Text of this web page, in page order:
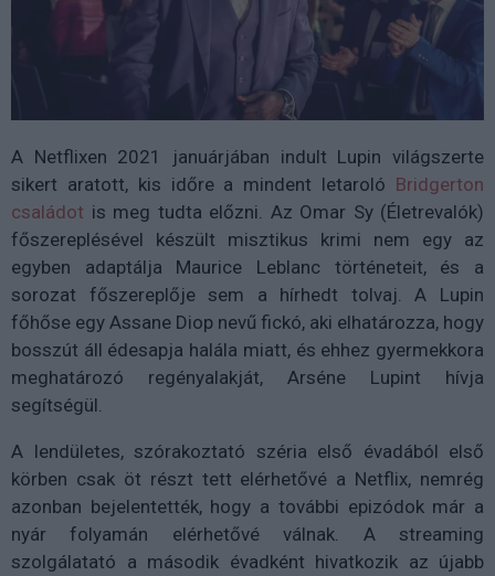
A Netflixen 2021 januárjában indult Lupin világszerte
sikert aratott, kis időre a mindent letaroló Bridgerton
családot is meg tudta előzni. Az Omar Sy (Életrevalók)
főszereplésével készült misztikus krimi nem egy az
egyben adaptálja Maurice Leblanc történeteit, és a
sorozat főszereplője sem a hírhedt tolvaj. A Lupin
főhőse egy Assane Diop nevű fickó, aki elhatározza, hogy
bosszút áll édesapja halála miatt, és ehhez gyermekkora
meghatározó regényalakját, Arséne Lupint hívja
segítségül.
A lendületes, szórakoztató széria első évadából első
körben csak öt részt tett elérhetővé a Netflix, nemrég
azonban bejelentették, hogy a további epizódok már a
nyár folyamán elérhetővé válnak. A streaming
szolgálatató a második évadként hivatkozik az újabb